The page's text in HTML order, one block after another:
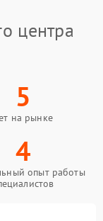
центра
5
на рынке
4
опыт работы